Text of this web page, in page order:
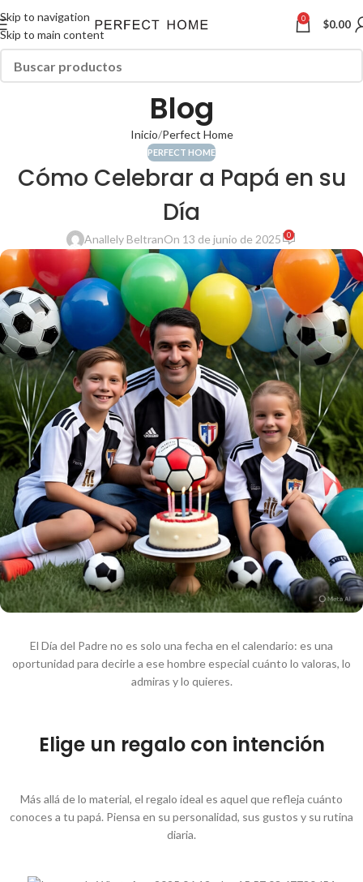
Skip to navigation
Skip to main content
0 $0.00
Blog
Inicio Perfect Home
PERFECT HOME
Cómo Celebrar a Papá en su
Día
Anallely BeltranOn 13 de junio de 2025 0
El Día del Padre no es solo una fecha en el calendario: es una
oportunidad para decirle a ese hombre especial cuánto lo valoras, lo
admiras y lo quieres.
Elige un regalo con intención
Más allá de lo material, el regalo ideal es aquel que refleja cuánto
conoces a tu papá. Piensa en su personalidad, sus gustos y su rutina
diaria.